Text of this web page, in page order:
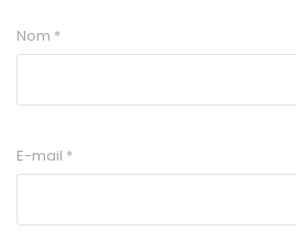
Nom *
E-mail *